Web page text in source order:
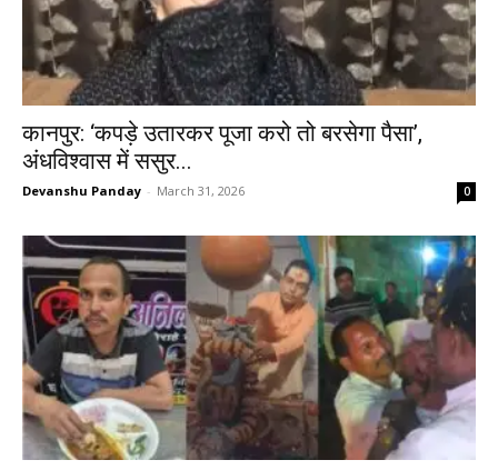
कानपुर: ‘कपड़े उतारकर पूजा करो तो बरसेगा पैसा’,
अंधविश्वास में ससुर...
Devanshu Panday - March 31, 2026 0